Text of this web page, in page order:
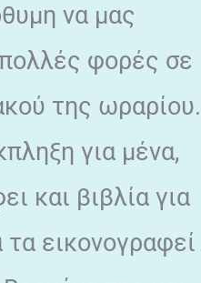
να μας
φορές σε
της ωραρίου.
για μένα,
και βιβλία για
τα εικονογραφεί